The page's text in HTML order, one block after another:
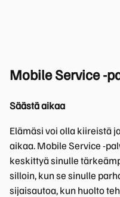
Mobile Service -
Säästä aikaa
Elämäsi voi olla kiireistä
aikaa. Mobile Service -
keskittyä sinulle
silloin, kun se sinulle
sijaisautoa, kun huolto